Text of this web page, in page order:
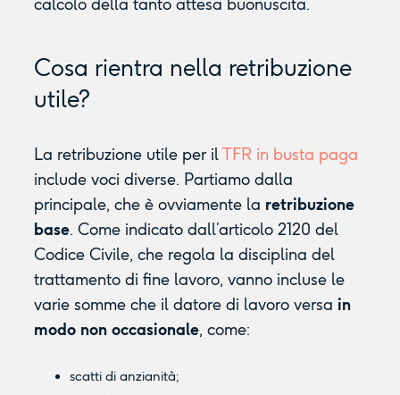
calcolo della tanto attesa buonuscita.
Cosa rientra nella retribuzione
utile?
La retribuzione utile per ilTFR in busta paga
include voci diverse. Partiamo dalla
principale, che è ovviamente la retribuzione
base. Come indicato dall’articolo 2120 del
Codice Civile, che regola la disciplina del
trattamento di fine lavoro, vanno incluse le
varie somme che il datore di lavoro versa in
modo non occasionale, come:
scatti di anzianità;